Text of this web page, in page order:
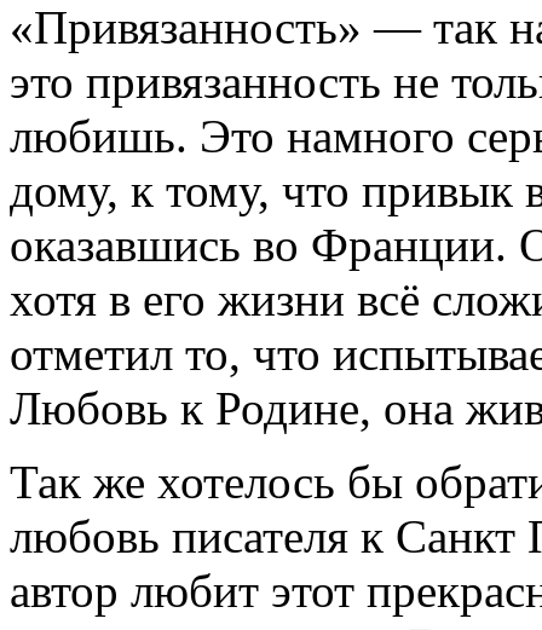
«Привязанность» — так
это привязанность не
любишь. Это намного
дому, к тому, что привык
оказавшись во Франции.
хотя в его жизни всё
отметил то, что
Любовь к Родине, она
Так же хотелось бы
любовь писателя к Санкт
автор любит этот